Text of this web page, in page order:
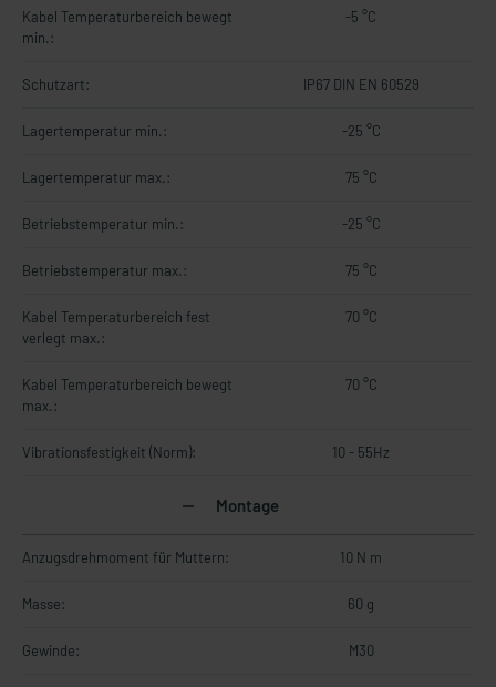
Kabel Temperaturbereich bewegt
min.:
-5 °C
Schutzart: IP67 DIN EN 60529
Lagertemperatur min.: -25 °C
Lagertemperatur max.: 75 °C
Betriebstemperatur min.: -25 °C
Betriebstemperatur max.: 75 °C
Kabel Temperaturbereich fest
verlegt max.:
70 °C
Kabel Temperaturbereich bewegt
max.:
70 °C
Vibrationsfestigkeit (Norm): 10 - 55Hz
Montage
Anzugsdrehmoment für Muttern: 10 N m
Masse: 60 g
Gewinde: M30